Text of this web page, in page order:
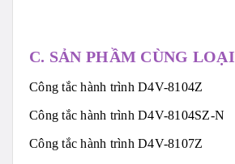
C. SẢN PHẦM CÙNG LOẠI
Công tắc hành trình D4V-8104Z
Công tắc hành trình D4V-8104SZ-N
Công tắc hành trình D4V-8107Z